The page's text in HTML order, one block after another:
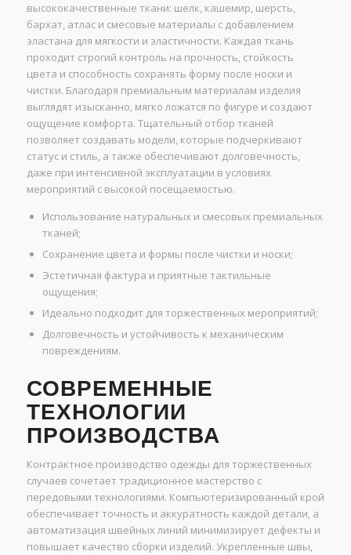
высококачественные ткани: шелк, кашемир, шерсть,
бархат, атлас и смесовые материалы с добавлением
эластана для мягкости и эластичности. Каждая ткань
проходит строгий контроль на прочность, стойкость
цвета и способность сохранять форму после носки и
чистки. Благодаря премиальным материалам изделия
выглядят изысканно, мягко ложатся по фигуре и создают
ощущение комфорта. Тщательный отбор тканей
позволяет создавать модели, которые подчеркивают
статус и стиль, а также обеспечивают долговечность,
даже при интенсивной эксплуатации в условиях
мероприятий с высокой посещаемостью.
Использование натуральных и смесовых премиальных
тканей;
Сохранение цвета и формы после чистки и носки;
Эстетичная фактура и приятные тактильные
ощущения;
Идеально подходит для торжественных мероприятий;
Долговечность и устойчивость к механическим
повреждениям.
СОВРЕМЕННЫЕ
ТЕХНОЛОГИИ
ПРОИЗВОДСТВА
Контрактное производство одежды для торжественных
случаев сочетает традиционное мастерство с
передовыми технологиями. Компьютеризированный крой
обеспечивает точность и аккуратность каждой детали, а
автоматизация швейных линий минимизирует дефекты и
повышает качество сборки изделий. Укрепленные швы,